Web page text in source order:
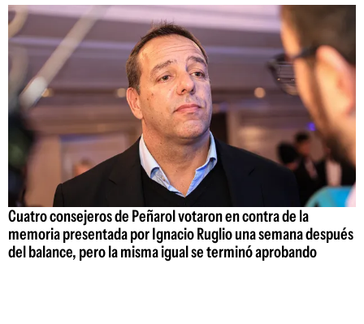
Cuatro consejeros de Peñarol votaron en contra de la
memoria presentada por Ignacio Ruglio una semana después
del balance, pero la misma igual se terminó aprobando